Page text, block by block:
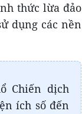
thức lừa đảo
dụng các nền
Chiến dịch
ích số đến